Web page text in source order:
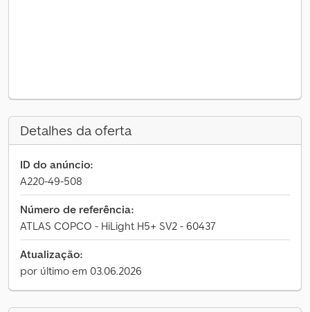
Detalhes da oferta
ID do anúncio:
A220-49-508
Número de referência:
ATLAS COPCO - HiLight H5+ SV2 - 60437
Atualização:
por último em 03.06.2026